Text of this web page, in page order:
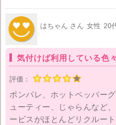
はちゃん さん 女性 20
気付けば利用している色
評価：
ポンパレ、ホットペッパー
ューティー、じゃらんなど
ービスがほとんどリクルート